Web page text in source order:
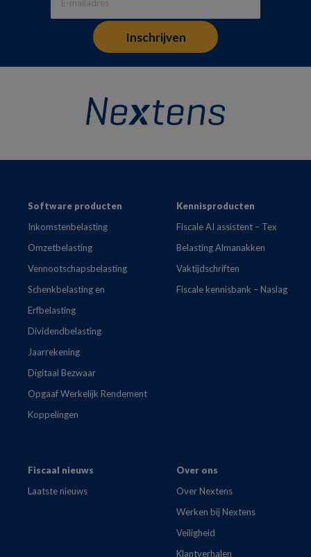
FooterSoftware producten
Inkomstenbelasting
Omzetbelasting
Vennootschapsbelasting
Schenkbelasting en
Erfbelasting
Dividendbelasting
Jaarrekening
Digitaal Bezwaar
Opgaaf Werkelijk Rendement
Koppelingen
Kennisproducten
Fiscale AI assistent – Tex
Belasting Almanakken
Vaktijdschriften
Fiscale kennisbank – Naslag
Fiscaal nieuws
Laatste nieuws
Over ons
Over Nextens
Werken bij Nextens
Veiligheid
Klantverhalen